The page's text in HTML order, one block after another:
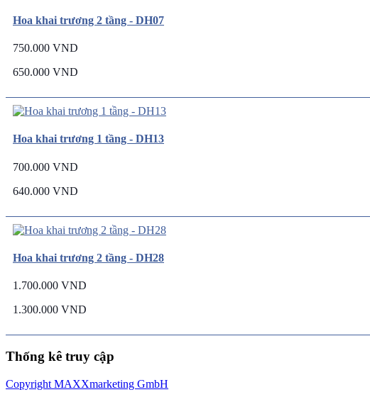
Hoa khai trương 2 tầng - DH07
750.000 VND
650.000 VND
Hoa khai trương 1 tầng - DH13
700.000 VND
640.000 VND
Hoa khai trương 2 tầng - DH28
1.700.000 VND
1.300.000 VND
Thống kê truy cập
Copyright MAXXmarketing GmbH